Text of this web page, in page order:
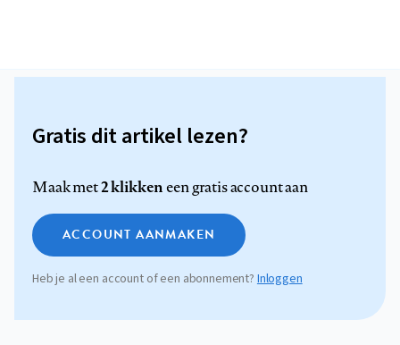
Gratis dit artikel lezen?
Maak met2 klikkeneen gratis account aan
ACCOUNT AANMAKEN
Heb je al een account of een abonnement? Inloggen